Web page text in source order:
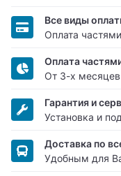
Все виды
Оплата частями
Оплата
От 3-х
Гарантия и
Установка и
Доставка по
Удобным для